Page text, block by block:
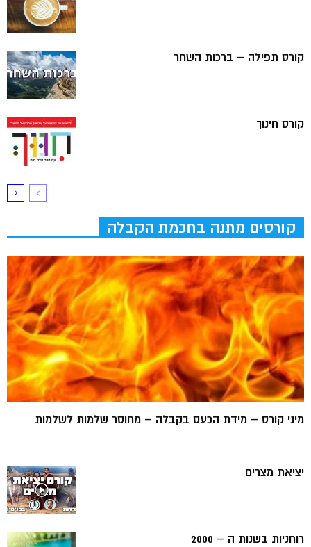
קורס תפילה – ברכות השחר
קורס חינוך
קורסים מתנה בחכמת הקבלה
מיני קורס – מידת הכעס בקבלה – מחוסר שלמות לשלמות
יציאת מצרים
רוחניות בשנות ה – 2000